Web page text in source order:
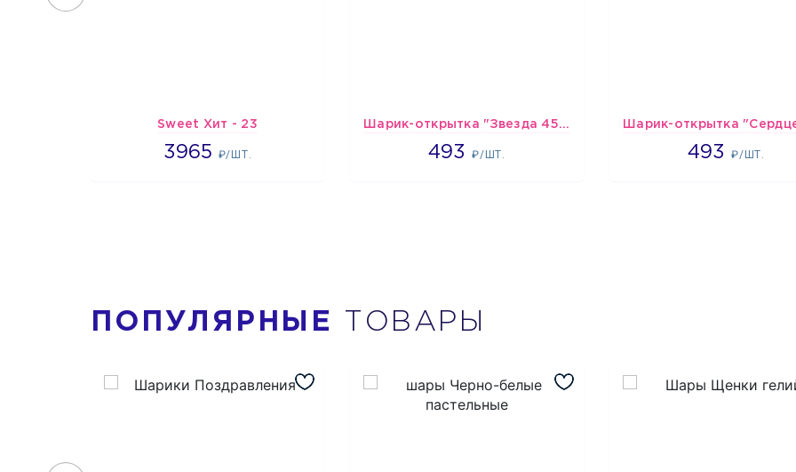
Sweet Хит - 23
3965 ₽/ШТ.
3965 Шарик-открытка "Звезда 45 см" №1
493₽/ШТ.
493
493₽/ШТ.
493
ПОПУЛЯРНЫЕ ТОВАРЫ